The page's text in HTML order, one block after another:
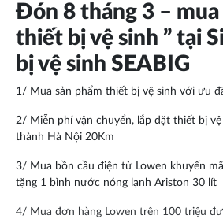
Đón 8 tháng 3 – mua
thiết bị vệ sinh ” tại
bị vệ sinh SEABIG
1/ Mua sản phẩm thiết bị vệ sinh với ưu
2/ Miễn phí vận chuyển, lắp đặt thiết bị
thành Hà Nội 20Km
3/ Mua bồn cầu điện tử Lowen khuyến
tặng 1 bình nước nóng lạnh Ariston 30 lít
4/ Mua đơn hàng Lowen trên 100 triệu